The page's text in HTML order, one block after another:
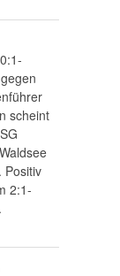
scheint
Positiv
2:1-